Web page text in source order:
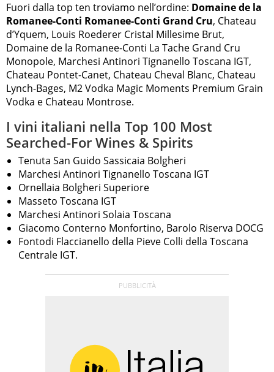
Fuori dalla top ten troviamo nell’ordine: Domaine de la
Romanee-Conti Romanee-Conti Grand Cru, Chateau
d’Yquem, Louis Roederer Cristal Millesime Brut,
Domaine de la Romanee-Conti La Tache Grand Cru
Monopole, Marchesi Antinori Tignanello Toscana IGT,
Chateau Pontet-Canet, Chateau Cheval Blanc, Chateau
Lynch-Bages, M2 Vodka Magic Moments Premium Grain
Vodka e Chateau Montrose.
I vini italiani nella Top 100 Most
Searched-For Wines & Spirits
Tenuta San Guido Sassicaia Bolgheri
Marchesi Antinori Tignanello Toscana IGT
Ornellaia Bolgheri Superiore
Masseto Toscana IGT
Marchesi Antinori Solaia Toscana
Giacomo Conterno Monfortino, Barolo Riserva DOCG
Fontodi Flaccianello della Pieve Colli della Toscana
Centrale IGT.